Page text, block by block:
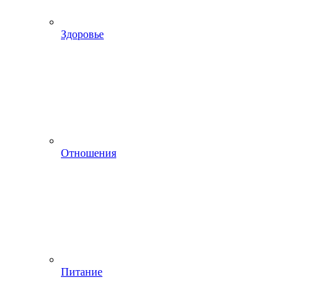
Здоровье
Отношения
Питание